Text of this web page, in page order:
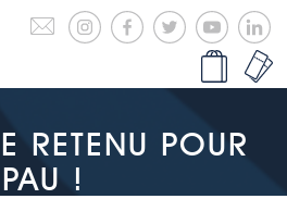
RETENU POUR
PAU !